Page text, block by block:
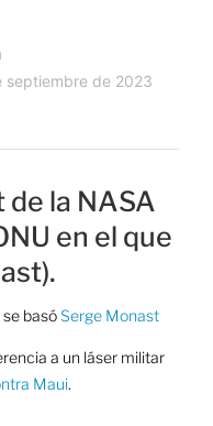
septiembre de 2023
la NASA
en el que
basóSerge Monast
a un láser militar
Maui.